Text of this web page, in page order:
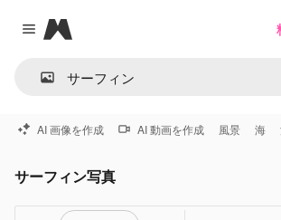
Close menu
Magnific
AI 画像を作成 AI 動画を作成 風景 海
サーフィン写真